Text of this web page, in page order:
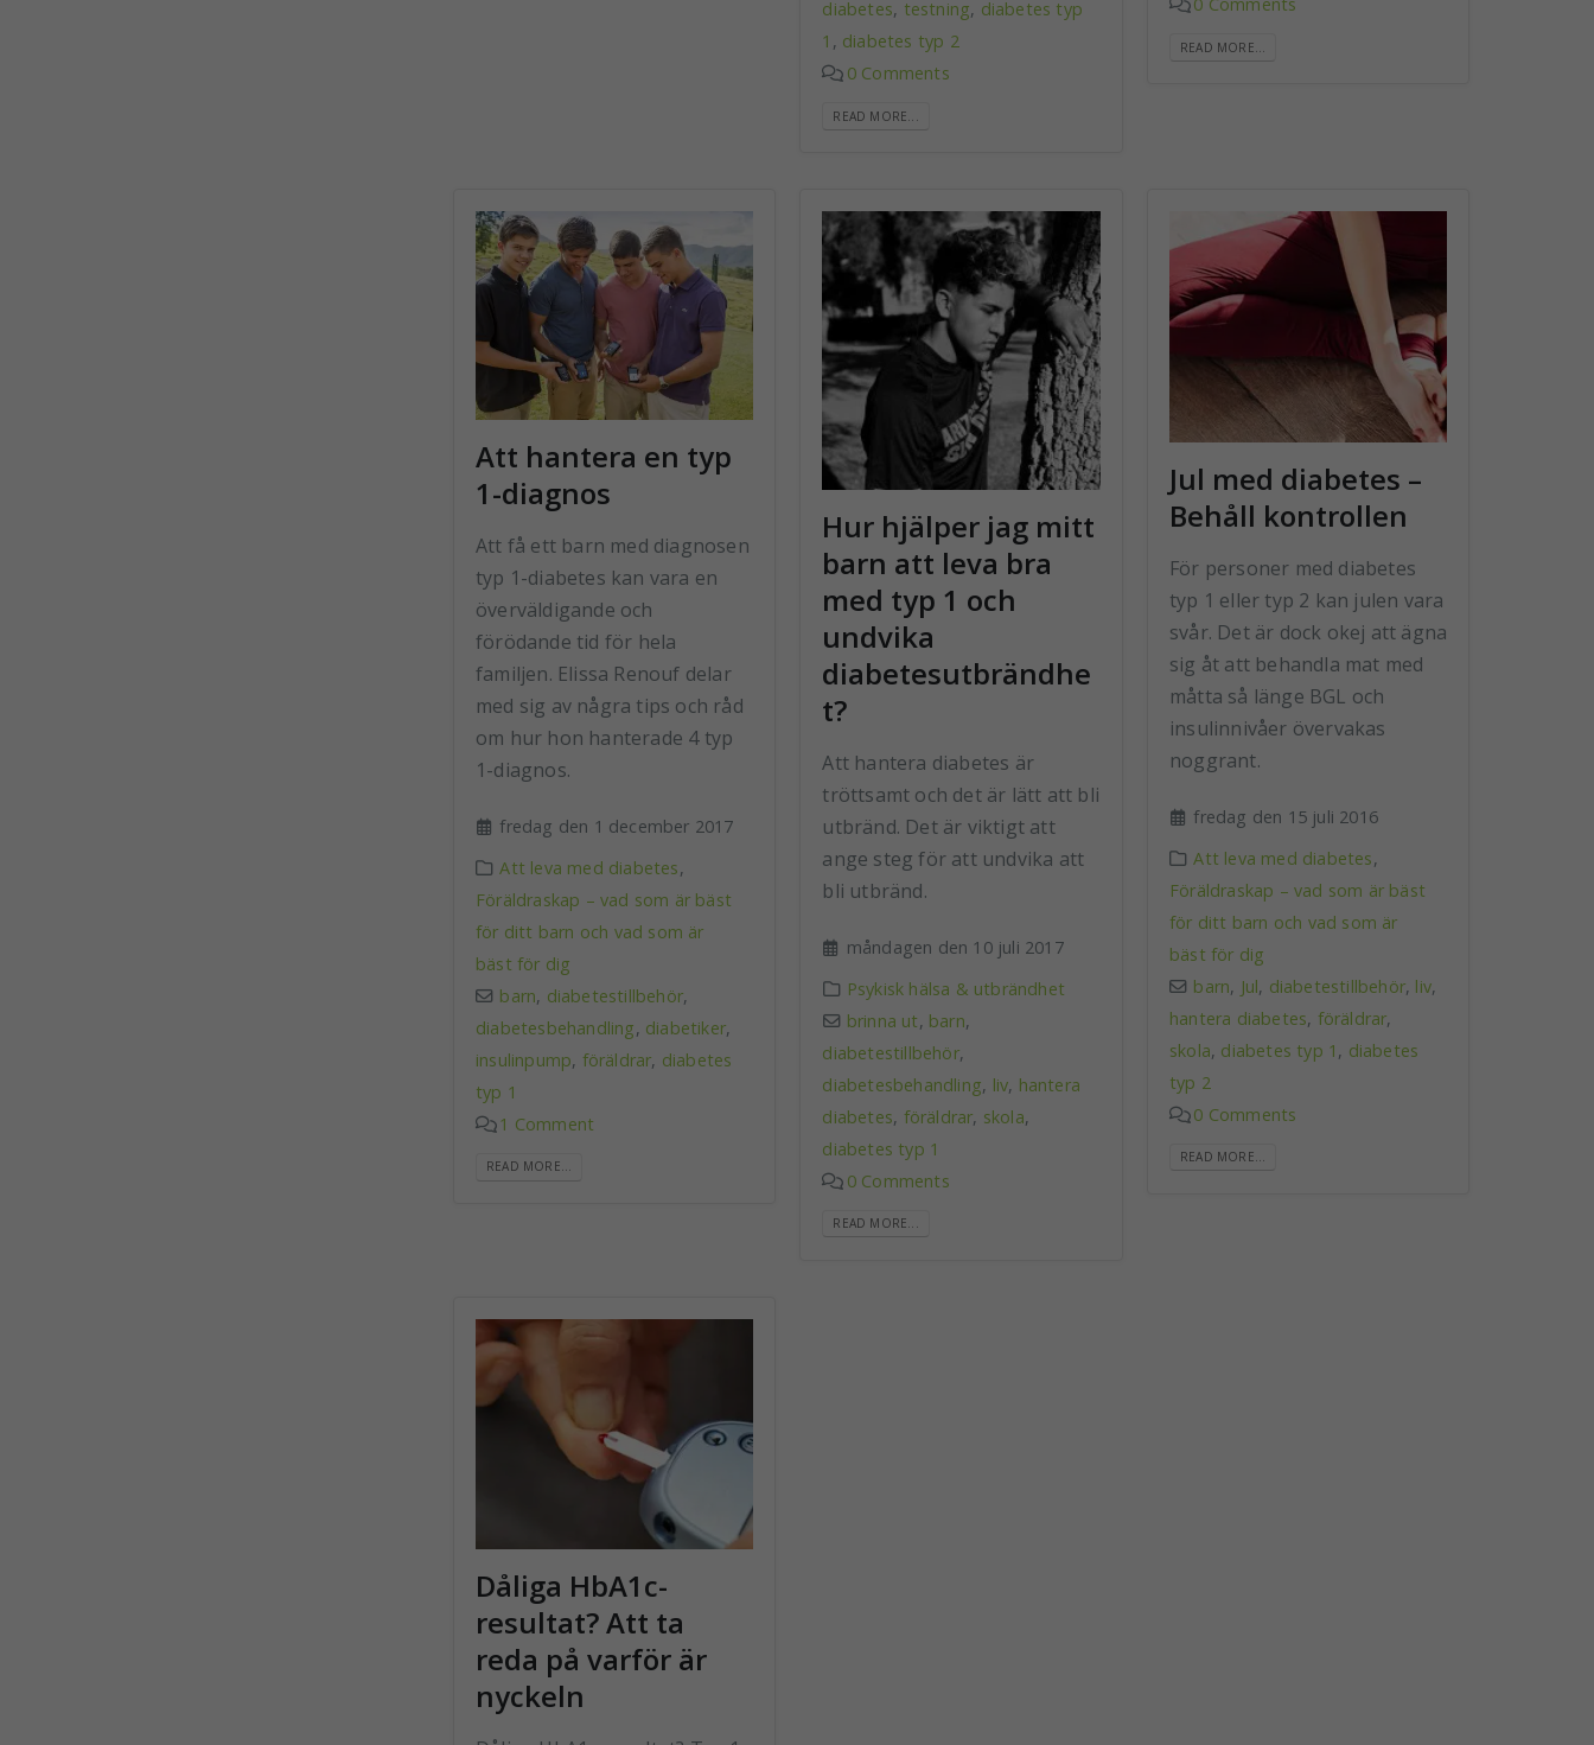
diabetes, testning, diabetes typ
1 , diabetes typ 2
0 Comments
READ MORE...
0 Comments
READ MORE...
Att hantera en typ
1-diagnos
Att få ett barn med diagnosen
typ 1-diabetes kan vara en
överväldigande och
förödande tid för hela
familjen. Elissa Renouf delar
med sig av några tips och råd
om hur hon hanterade 4 typ
1-diagnos.
fredag den 1 december 2017
Att leva med diabetes,
Föräldraskap – vad som är bäst
för ditt barn och vad som är
bäst för dig
barn, diabetestillbehör,
diabetesbehandling, diabetiker,
insulinpump, föräldrar, diabetes
typ 1
1 Comment
READ MORE...
Hur hjälper jag mitt
barn att leva bra
med typ 1 och
undvika
diabetesutbrändhe
t?
Att hantera diabetes är
tröttsamt och det är lätt att bli
utbränd. Det är viktigt att
ange steg för att undvika att
bli utbränd.
måndagen den 10 juli 2017
Psykisk hälsa & utbrändhet
brinna ut, barn,
diabetestillbehör,
diabetesbehandling, liv, hantera
diabetes, föräldrar, skola,
diabetes typ 1
0 Comments
READ MORE...
Jul med diabetes –
Behåll kontrollen
För personer med diabetes
typ 1 eller typ 2 kan julen vara
svår. Det är dock okej att ägna
sig åt att behandla mat med
måtta så länge BGL och
insulinnivåer övervakas
noggrant.
fredag den 15 juli 2016
Att leva med diabetes,
Föräldraskap – vad som är bäst
för ditt barn och vad som är
bäst för dig
barn, Jul, diabetestillbehör, liv,
hantera diabetes, föräldrar,
skola, diabetes typ 1 , diabetes
typ 2
0 Comments
READ MORE...
Dåliga HbA1c-
resultat? Att ta
reda på varför är
nyckeln